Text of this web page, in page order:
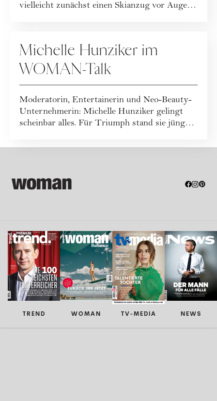
vielleicht zunächst einen Skianzug vor Augen.
Michelle Hunziker im
WOMAN-Talk
Moderatorin, Entertainerin und Neo-Beauty-
Unternehmerin: Michelle Hunziker gelingt
scheinbar alles. Für Triumph stand sie jüngst
TREND WOMAN TV-MEDIA NEWS